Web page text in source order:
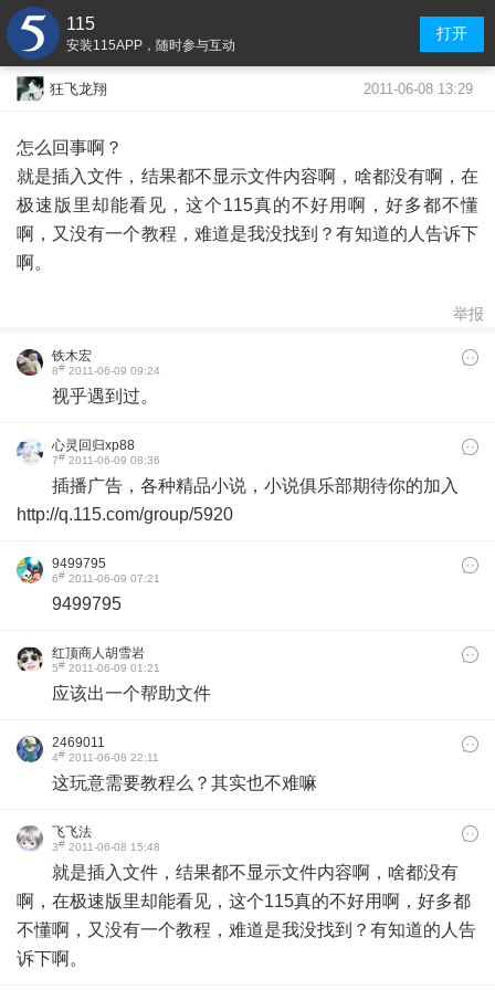
115
安装115APP，随时参与互动
打开
狂飞龙翔 2011-06-08 13:29
怎么回事啊？
就是插入文件，结果都不显示文件内容啊，啥都没有啊，在
极速版里却能看见，这个115真的不好用啊，好多都不懂
啊，又没有一个教程，难道是我没找到？有知道的人告诉下
啊。
举报
铁木宏
8# 2011-06-09 09:24
视乎遇到过。
心灵回归xp88
7# 2011-06-09 08:36
插播广告，各种精品小说，小说俱乐部期待你的加入
http://q.115.com/group/5920
9499795
6# 2011-06-09 07:21
9499795
红顶商人胡雪岩
5# 2011-06-09 01:21
应该出一个帮助文件
2469011
4# 2011-06-08 22:11
这玩意需要教程么？其实也不难嘛
飞飞法
3# 2011-06-08 15:48
就是插入文件，结果都不显示文件内容啊，啥都没有
啊，在极速版里却能看见，这个115真的不好用啊，好多都
不懂啊，又没有一个教程，难道是我没找到？有知道的人告
诉下啊。